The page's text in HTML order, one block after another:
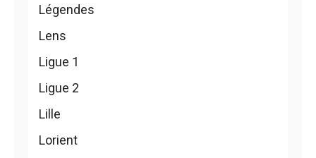
Légendes
Lens
Ligue 1
Ligue 2
Lille
Lorient